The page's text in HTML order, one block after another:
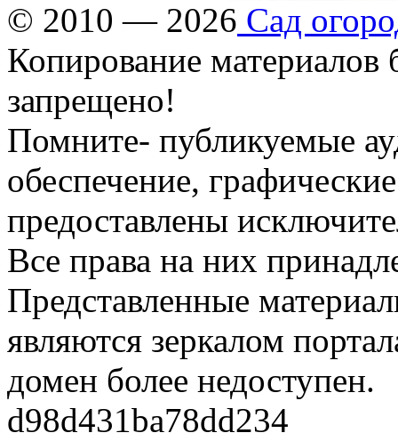
© 2010 — 2026 Сад
Копирование материалов
запрещено!
Помните- публикуемые
обеспечение,
предоставлены
Все права на них
Представленные
являются зеркалом
домен более недоступен.
d98d431ba78dd234